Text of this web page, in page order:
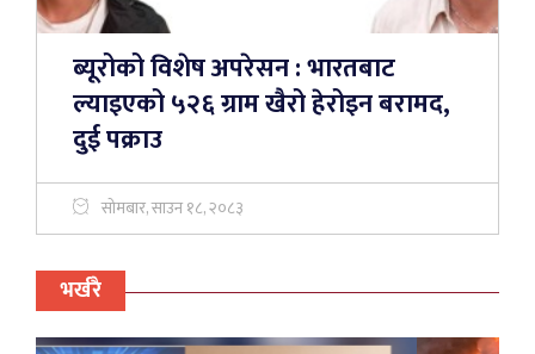
ब्यूरोको विशेष अपरेसन : भारतबाट
ल्याइएको ५२६ ग्राम खैरो हेरोइन बरामद,
दुई पक्राउ
सोमबार, साउन १८, २०८३
भर्खरै